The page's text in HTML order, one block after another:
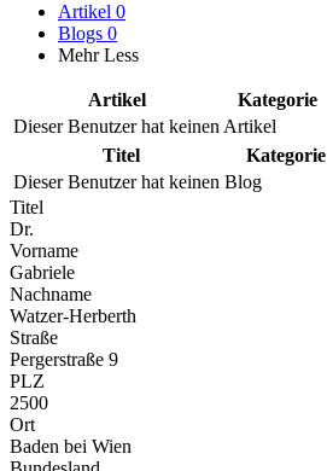
Artikel 0
Blogs 0
Mehr Less
Artikel Kategorie
Dieser Benutzer hat keinen Artikel
Titel
Kategorie
Dieser Benutzer hat keinen Blog
Titel
Dr.
Vorname
Gabriele
Nachname
Watzer-Herberth
Straße
Pergerstraße 9
PLZ
2500
Ort
Baden bei Wien